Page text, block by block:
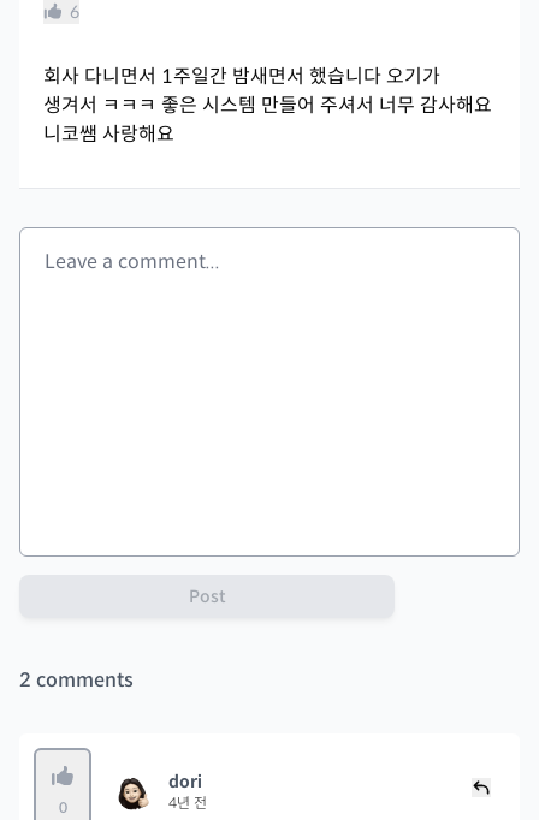
6
회사 다니면서 1주일간 밤새면서 했습니다 오기가
생겨서 ㅋㅋㅋ 좋은 시스템 만들어 주셔서 너무 감사해요
니코쌤 사랑해요
Post
2 comments
0
dori
4년 전